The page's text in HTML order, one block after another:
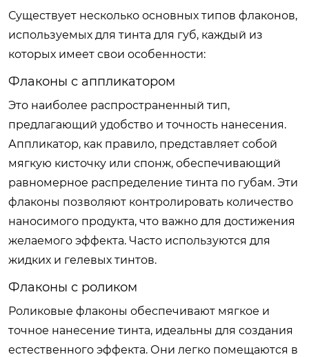
Существует несколько основных типов флаконов,
используемых для тинта для губ, каждый из
которых имеет свои особенности:
Флаконы с аппликатором
Это наиболее распространенный тип,
предлагающий удобство и точность нанесения.
Аппликатор, как правило, представляет собой
мягкую кисточку или спонж, обеспечивающий
равномерное распределение тинта по губам. Эти
флаконы позволяют контролировать количество
наносимого продукта, что важно для достижения
желаемого эффекта. Часто используются для
жидких и гелевых тинтов.
Флаконы с роликом
Роликовые флаконы обеспечивают мягкое и
точное нанесение тинта, идеальны для создания
естественного эффекта. Они легко помещаются в